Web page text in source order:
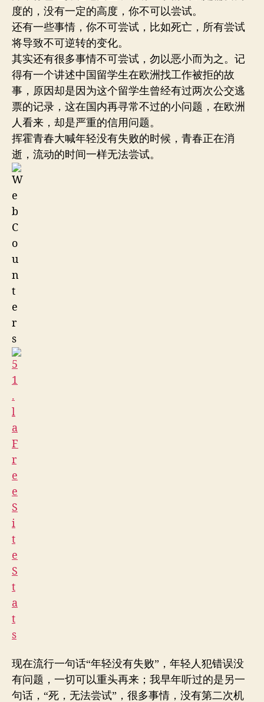
度的，没有一定的高度，你不可以尝试。
还有一些事情，你不可尝试，比如死亡，所有尝试
将导致不可逆转的变化。
其实还有很多事情不可尝试，勿以恶小而为之。记
得有一个讲述中国留学生在欧洲找工作被拒的故
事，原因却是因为这个留学生曾经有过两次公交逃
票的记录，这在国内再寻常不过的小问题，在欧洲
人看来，却是严重的信用问题。
挥霍青春大喊年轻没有失败的时候，青春正在消
逝，流动的时间一样无法尝试。
现在流行一句话“年轻没有失败”，年轻人犯错误没
有问题，一切可以重头再来；我早年听过的是另一
句话，“死，无法尝试”，很多事情，没有第二次机